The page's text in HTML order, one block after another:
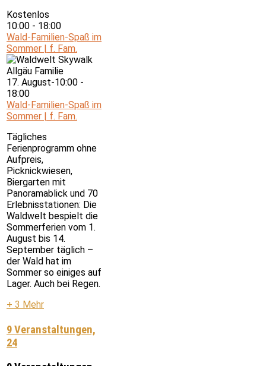
Kostenlos
10:00 - 18:00
Wald-Familien-Spaß im
Sommer | f. Fam.
17. August-10:00 -
18:00
Wald-Familien-Spaß im
Sommer | f. Fam.
Tägliches
Ferienprogramm ohne
Aufpreis,
Picknickwiesen,
Biergarten mit
Panoramablick und 70
Erlebnisstationen: Die
Waldwelt bespielt die
Sommerferien vom 1.
August bis 14.
September täglich –
der Wald hat im
Sommer so einiges auf
Lager. Auch bei Regen.
+ 3 Mehr
9 Veranstaltungen,
24